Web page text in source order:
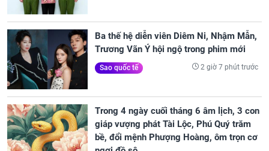
Ba thế hệ diễn viên Diêm Ni, Nhậm Mẫn,
Trương Vãn Ý hội ngộ trong phim mới
Sao quốc tế 2 giờ 7 phút trước
Trong 4 ngày cuối tháng 6 âm lịch, 3 con
giáp vượng phát Tài Lộc, Phú Quý trăm
bề, đổi mệnh Phượng Hoàng, ôm trọn cơ